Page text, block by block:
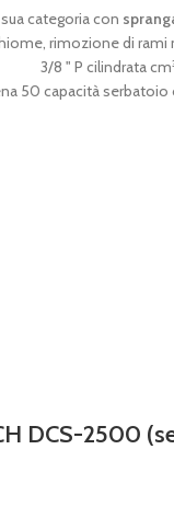
categoria con
rimozione di rami
3/8 " P cilindrata
50 capacità serbatoio
DCS-2500